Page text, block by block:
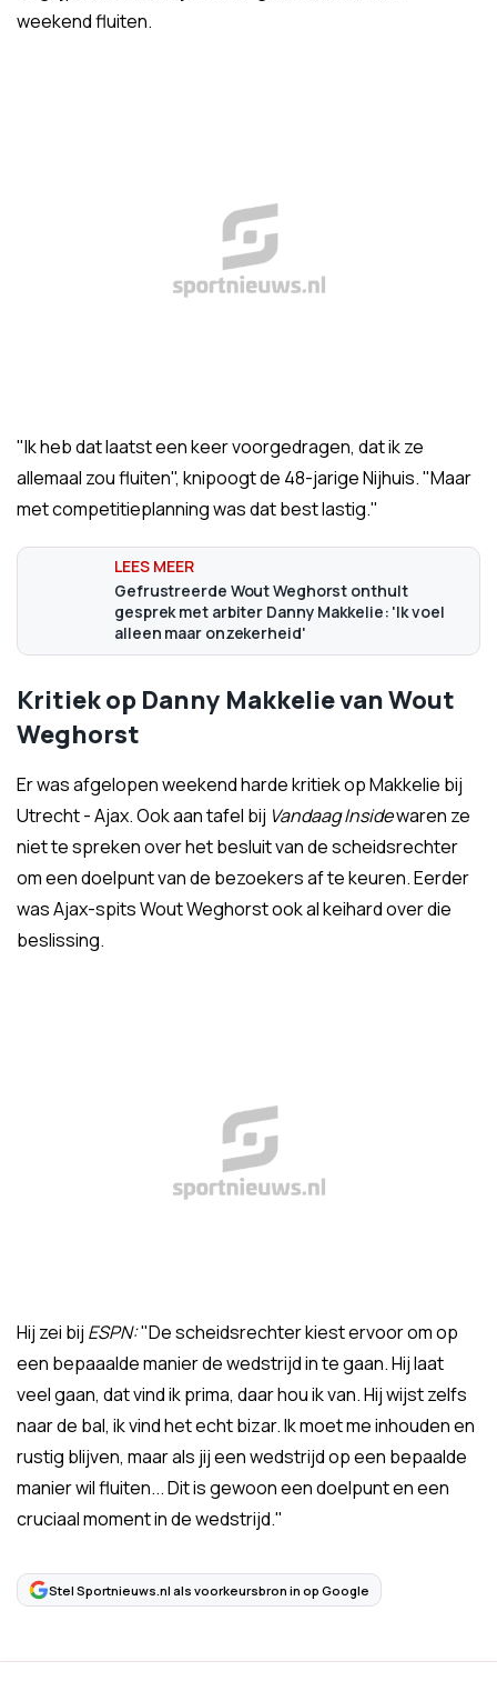
weekend fluiten.
"Ik heb dat laatst een keer voorgedragen, dat ik ze
allemaal zou fluiten", knipoogt de 48-jarige Nijhuis. "Maar
met competitieplanning was dat best lastig."
Gefrustreerde Wout Weghorst onthult
gesprek met arbiter Danny Makkelie: 'Ik voel
alleen maar onzekerheid'
Kritiek op Danny Makkelie van Wout
Weghorst
Er was afgelopen weekend harde kritiek op Makkelie bij
Utrecht - Ajax. Ook aan tafel bij Vandaag Insidewaren ze
niet te spreken over het besluit van de scheidsrechter
om een doelpunt van de bezoekers af te keuren. Eerder
was Ajax-spits Wout Weghorst ook al keihard over die
beslissing.
Hij zei bij ESPN:"De scheidsrechter kiest ervoor om op
een bepaaalde manier de wedstrijd in te gaan. Hij laat
veel gaan, dat vind ik prima, daar hou ik van. Hij wijst zelfs
naar de bal, ik vind het echt bizar. Ik moet me inhouden en
rustig blijven, maar als jij een wedstrijd op een bepaalde
manier wil fluiten... Dit is gewoon een doelpunt en een
cruciaal moment in de wedstrijd."
Stel Sportnieuws.nl als voorkeursbron in op Google